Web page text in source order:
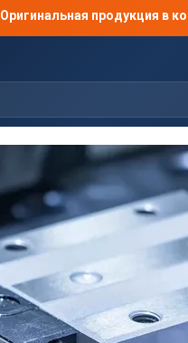
Оригинальная продукция в